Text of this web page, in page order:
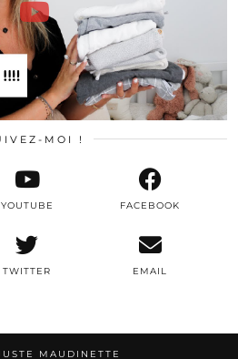
MOI !
TWITTER
FACEBOOK
YOUTUBE
EMAIL
MAUDINETTE